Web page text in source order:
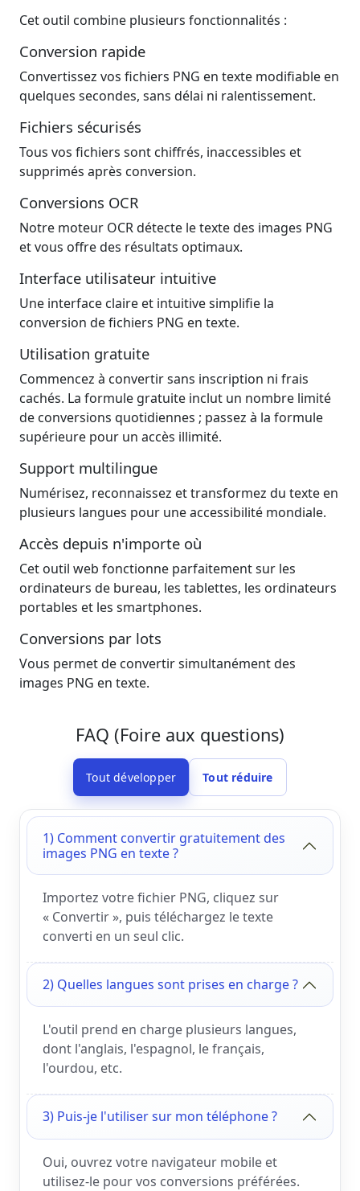
Cet outil combine plusieurs fonctionnalités :
Conversion rapide
Convertissez vos fichiers PNG en texte modifiable en
quelques secondes, sans délai ni ralentissement.
Fichiers sécurisés
Tous vos fichiers sont chiffrés, inaccessibles et
supprimés après conversion.
Conversions OCR
Notre moteur OCR détecte le texte des images PNG
et vous offre des résultats optimaux.
Interface utilisateur intuitive
Une interface claire et intuitive simplifie la
conversion de fichiers PNG en texte.
Utilisation gratuite
Commencez à convertir sans inscription ni frais
cachés. La formule gratuite inclut un nombre limité
de conversions quotidiennes ; passez à la formule
supérieure pour un accès illimité.
Support multilingue
Numérisez, reconnaissez et transformez du texte en
plusieurs langues pour une accessibilité mondiale.
Accès depuis n'importe où
Cet outil web fonctionne parfaitement sur les
ordinateurs de bureau, les tablettes, les ordinateurs
portables et les smartphones.
Conversions par lots
Vous permet de convertir simultanément des
images PNG en texte.
FAQ (Foire aux questions)
Tout développer Tout réduire
1) Comment convertir gratuitement des
images PNG en texte ?
Importez votre fichier PNG, cliquez sur
« Convertir », puis téléchargez le texte
converti en un seul clic.
2) Quelles langues sont prises en charge ?
L'outil prend en charge plusieurs langues,
dont l'anglais, l'espagnol, le français,
l'ourdou, etc.
3) Puis-je l'utiliser sur mon téléphone ?
Oui, ouvrez votre navigateur mobile et
utilisez-le pour vos conversions préférées.